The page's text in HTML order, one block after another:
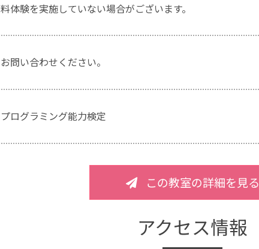
料体験を実施していない場合がございます。
お問い合わせください。
プログラミング能力検定
この教室の詳細を見る
アクセス情報